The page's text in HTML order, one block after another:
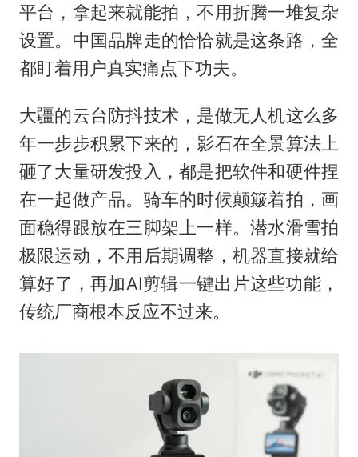
平台，拿起来就能拍，不用折腾一堆复杂
设置。中国品牌走的恰恰就是这条路，全
都盯着用户真实痛点下功夫。
大疆的云台防抖技术，是做无人机这么多
年一步步积累下来的，影石在全景算法上
砸了大量研发投入，都是把软件和硬件捏
在一起做产品。骑车的时候颠簸着拍，画
面稳得跟放在三脚架上一样。潜水滑雪拍
极限运动，不用后期调整，机器直接就给
算好了，再加AI剪辑一键出片这些功能，
传统厂商根本反应不过来。